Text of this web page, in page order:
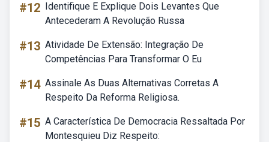
#12 Identifique E Explique Dois Levantes Que
Antecederam A Revolução Russa
#13 Atividade De Extensão: Integração De
Competências Para Transformar O Eu
#14 Assinale As Duas Alternativas Corretas A
Respeito Da Reforma Religiosa.
#15 A Característica De Democracia Ressaltada Por
Montesquieu Diz Respeito: